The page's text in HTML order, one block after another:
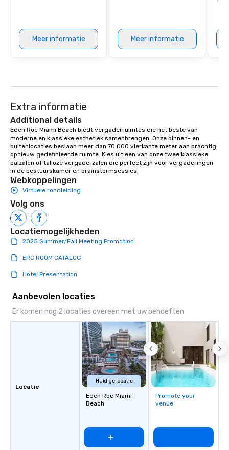
Meer informatie Meer informatie
Extra informatie
Additional details
Eden Roc Miami Beach biedt vergaderruimtes die het beste van
moderne en klassieke esthetiek samenbrengen. Onze binnen- en
buitenlocaties beslaan meer dan 70.000 vierkante meter aan prachtig
opnieuw gedefinieerde ruimte. Kies uit een van onze twee klassieke
balzalen of talloze vergaderzalen die perfect zijn voor vergaderingen
in de bestuurskamer en brainstormsessies.
Webkoppelingen
Virtuele rondleiding
Volg ons
Locatiemogelijkheden
2025 Summer/Fall Meeting Promotion
ERC ROOM CATALOG
Hotel Presentation
Aanbevolen locaties
Er komen nog 2 locaties overeen met uw behoeften
Locatie
Huidige locatie
Eden Roc Miami
Beach
Promote your
venue